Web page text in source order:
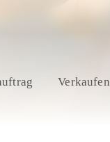
Verkaufen